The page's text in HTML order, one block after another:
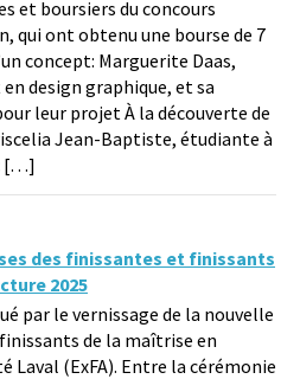
et boursiers du concours
qui ont obtenu une bourse de 7
concept: Marguerite Daas,
design graphique, et sa
leur projet À la découverte de
Jean-Baptiste, étudiante à
[…]
des finissantes et finissants
2025
par le vernissage de la nouvelle
de la maîtrise en
Laval (ExFA). Entre la cérémonie